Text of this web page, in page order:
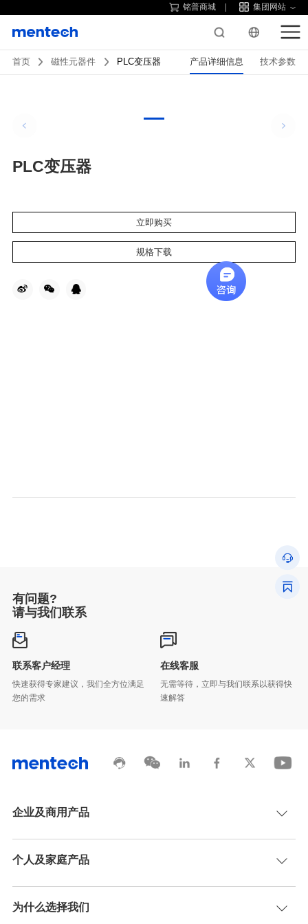
铭普商城 集团网站
首页 磁性元器件 PLC变压器 产品详细信息 技术参数
PLC变压器
立即购买
规格下载
有问题?
请与我们联系
联系客户经理
您的需求
在线客服
速解答
企业及商用产品
个人及家庭产品
为什么选择我们